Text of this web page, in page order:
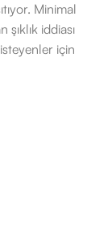
Minimal
iddiası
için